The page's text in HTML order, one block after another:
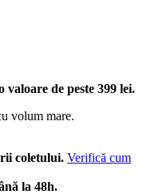
de peste 399 lei.
volum mare.
coletului. Verifică cum
la 48h.